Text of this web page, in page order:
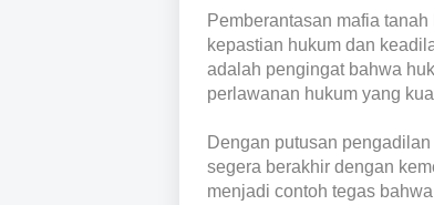
Pemberantasan mafia
kepastian hukum dan
adalah pengingat bahwa
perlawanan hukum yang
Dengan putusan
segera berakhir dengan
menjadi contoh tegas